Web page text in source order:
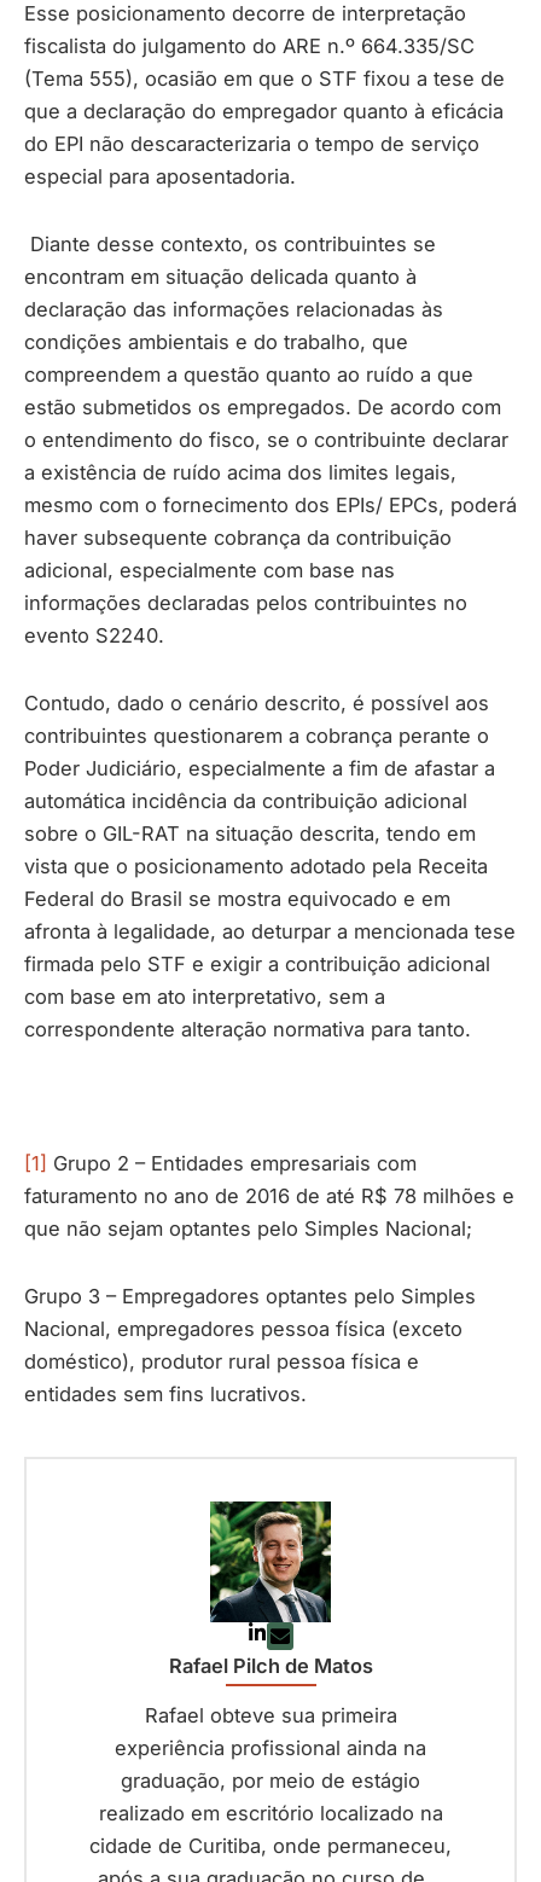
Esse posicionamento decorre de interpretação
fiscalista do julgamento do ARE n.º 664.335/SC
(Tema 555), ocasião em que o STF fixou a tese de
que a declaração do empregador quanto à eficácia
do EPI não descaracterizaria o tempo de serviço
especial para aposentadoria.
Diante desse contexto, os contribuintes se
encontram em situação delicada quanto à
declaração das informações relacionadas às
condições ambientais e do trabalho, que
compreendem a questão quanto ao ruído a que
estão submetidos os empregados. De acordo com
o entendimento do fisco, se o contribuinte declarar
a existência de ruído acima dos limites legais,
mesmo com o fornecimento dos EPIs/ EPCs, poderá
haver subsequente cobrança da contribuição
adicional, especialmente com base nas
informações declaradas pelos contribuintes no
evento S2240.
Contudo, dado o cenário descrito, é possível aos
contribuintes questionarem a cobrança perante o
Poder Judiciário, especialmente a fim de afastar a
automática incidência da contribuição adicional
sobre o GIL-RAT na situação descrita, tendo em
vista que o posicionamento adotado pela Receita
Federal do Brasil se mostra equivocado e em
afronta à legalidade, ao deturpar a mencionada tese
firmada pelo STF e exigir a contribuição adicional
com base em ato interpretativo, sem a
correspondente alteração normativa para tanto.
[1] Grupo 2 – Entidades empresariais com
faturamento no ano de 2016 de até R$ 78 milhões e
que não sejam optantes pelo Simples Nacional;
Grupo 3 – Empregadores optantes pelo Simples
Nacional, empregadores pessoa física (exceto
doméstico), produtor rural pessoa física e
entidades sem fins lucrativos.
Rafael Pilch de Matos
Rafael obteve sua primeira
experiência profissional ainda na
graduação, por meio de estágio
realizado em escritório localizado na
cidade de Curitiba, onde permaneceu,